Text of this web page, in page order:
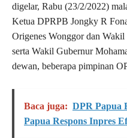
digelar, Rabu (23/2/2022)
Ketua DPRPB Jongky R
Origenes Wonggor dan
serta Wakil Gubernur
dewan, beberapa pimpinan
Baca juga: DPR Papua
Papua Respons Inpres